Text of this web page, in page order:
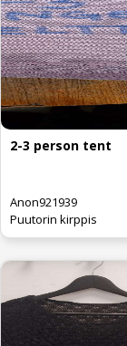
2-3 person tent
Anon921939
Puutorin kirppis